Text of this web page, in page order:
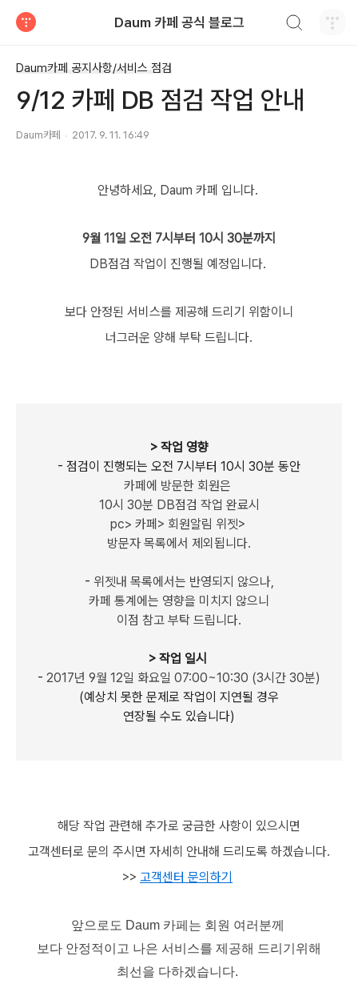
Daum 카페 공식 블로그
Daum카페 공지사항/서비스 점검
9/12 카페 DB 점검 작업 안내
Daum카페 2017. 9. 11. 16:49
안녕하세요, Daum 카페 입니다.
9월 11일 오전 7시부터 10시 30분까지
DB점검 작업이 진행될 예정입니다.
보다 안정된 서비스를 제공해 드리기 위함이니
너그러운 양해 부탁 드립니다.
> 작업 영향
- 점검이 진행되는 오전 7시부터 10시 30분 동안
카페에 방문한 회원은
10시 30분 DB점검 작업 완료시
pc> 카페> 회원알림 위젯>
방문자 목록에서 제외됩니다.
- 위젯내 목록에서는 반영되지 않으나,
카페 통계에는 영향을 미치지 않으니
이점 참고 부탁 드립니다.
> 작업 일시
- 2017년 9월 12일 화요일 07:00~10:30 (3시간 30분)
(예상치 못한 문제로 작업이 지연될 경우
연장될 수도 있습니다)
해당 작업 관련해 추가로 궁금한 사항이 있으시면
고객센터로 문의 주시면 자세히 안내해 드리도록 하겠습니다.
>> 고객센터 문의하기
앞으로도 Daum 카페는 회원 여러분께
보다 안정적이고 나은 서비스를 제공해 드리기위해
최선을 다하겠습니다.